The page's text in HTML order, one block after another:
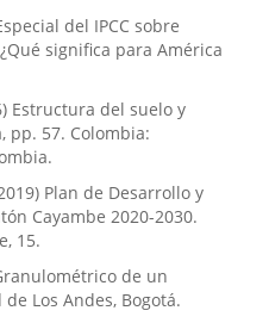
del IPCC sobre
significa para América
Estructura del suelo y
pp. 57. Colombia:
Plan de Desarrollo y
Cayambe 2020-2030.
15.
de un
Los Andes, Bogotá.